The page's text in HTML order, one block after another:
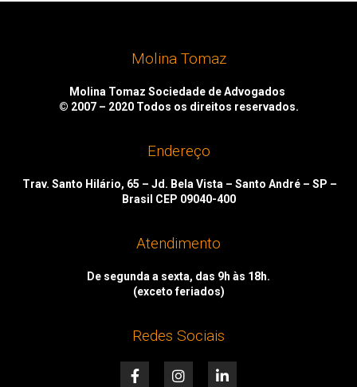
Molina Tomaz
Molina Tomaz Sociedade de Advogados
© 2007 – 2020 Todos os direitos reservados.
Endereço
Trav. Santo Hilário, 65 – Jd. Bela Vista – Santo André – SP –
Brasil CEP 09040-400
Atendimento
De segunda a sexta, das 9h às 18h.
(exceto feriados)
Redes Sociais
F
a
I
n
i